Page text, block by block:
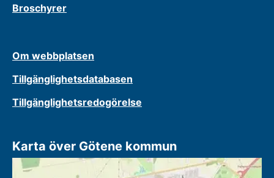
Broschyrer
Om webbplatsen
Tillgänglighetsdatabasen
Tillgänglighetsredogörelse
Karta över Götene kommun